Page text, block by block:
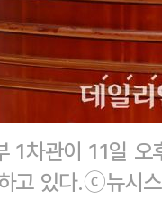
1차관이 11일
고 있다.ⓒ뉴시스